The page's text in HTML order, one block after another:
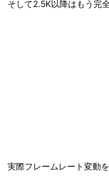
そして2.5K以降はもう完
実際フレームレート変動